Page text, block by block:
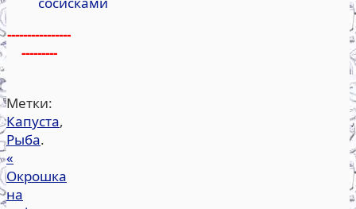
----------------
---------
Метки:
Капуста,
Рыба.
«
Окрошка
на